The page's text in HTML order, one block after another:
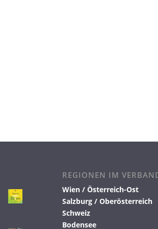
REGIONEN IM
Wien / Österreich-Ost
Salzburg / Oberösterreich
Schweiz
Bodensee